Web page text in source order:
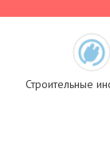
Строительные